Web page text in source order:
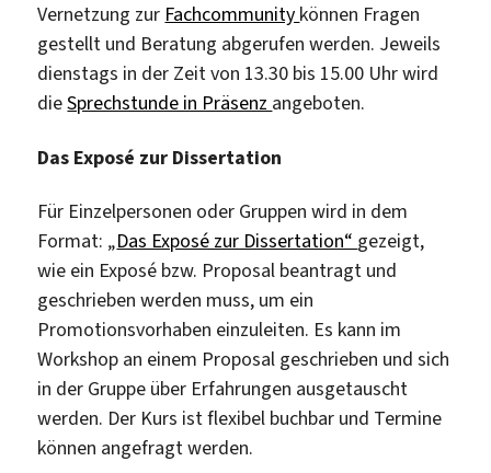
Vernetzung zur Fachcommunity können Fragen
gestellt und Beratung abgerufen werden. Jeweils
dienstags in der Zeit von 13.30 bis 15.00 Uhr wird
dieSprechstunde in Präsenz angeboten.
Das Exposé zur Dissertation
Für Einzelpersonen oder Gruppen wird in dem
Format: „Das Exposé zur Dissertation“ gezeigt,
wie ein Exposé bzw. Proposal beantragt und
geschrieben werden muss, um ein
Promotionsvorhaben einzuleiten. Es kann im
Workshop an einem Proposal geschrieben und sich
in der Gruppe über Erfahrungen ausgetauscht
werden. Der Kurs ist flexibel buchbar und Termine
können angefragt werden.